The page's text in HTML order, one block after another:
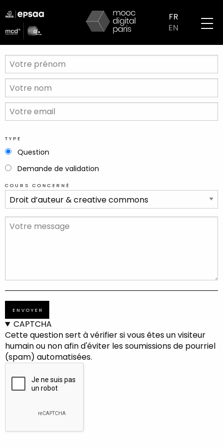
au
contenu
principal
logo
partenaires
mobile
FR
EN
PRÉNOM
NOM
EMAIL
TYPE
Question
Demande de validation
COURS CONCERNÉ
MESSAGE
CAPTCHA
Cette question sert à vérifier si vous êtes un visiteur
humain ou non afin d'éviter les soumissions de pourriel
(spam) automatisées.